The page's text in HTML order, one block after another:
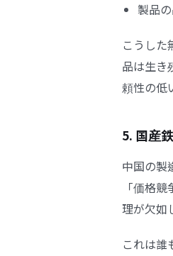
製品
こうし
品は生き
頼性の低
5. 国産
中国の製
「価格
理が欠如
これは